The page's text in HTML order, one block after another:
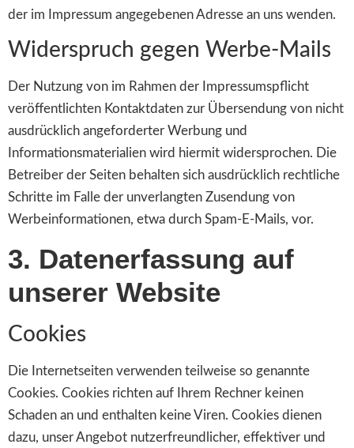
der im Impressum angegebenen Adresse an uns wenden.
Widerspruch gegen Werbe-Mails
Der Nutzung von im Rahmen der Impressumspflicht
veröffentlichten Kontaktdaten zur Übersendung von nicht
ausdrücklich angeforderter Werbung und
Informationsmaterialien wird hiermit widersprochen. Die
Betreiber der Seiten behalten sich ausdrücklich rechtliche
Schritte im Falle der unverlangten Zusendung von
Werbeinformationen, etwa durch Spam-E-Mails, vor.
3. Datenerfassung auf
unserer Website
Cookies
Die Internetseiten verwenden teilweise so genannte
Cookies. Cookies richten auf Ihrem Rechner keinen
Schaden an und enthalten keine Viren. Cookies dienen
dazu, unser Angebot nutzerfreundlicher, effektiver und